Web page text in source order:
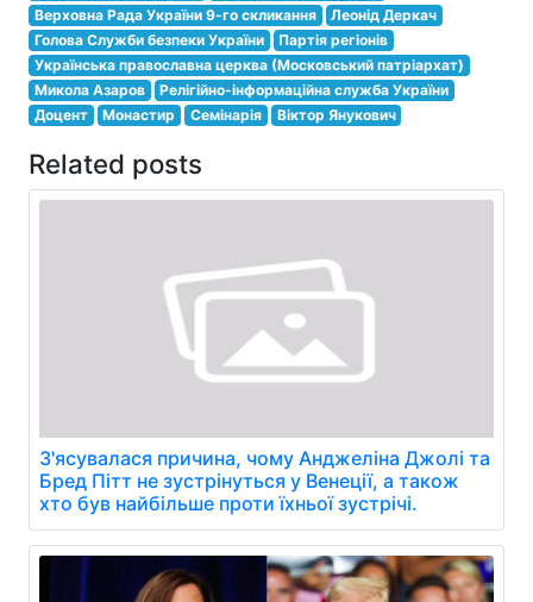
Верховна Рада України 9-го скликання
Леонід Деркач
Голова Служби безпеки України
Партія регіонів
Українська православна церква (Московський патріархат)
Микола Азаров
Релігійно-інформаційна служба України
Доцент
Монастир Семінарія Віктор Янукович
Related posts
З'ясувалася причина, чому Анджеліна Джолі та
Бред Пітт не зустрінуться у Венеції, а також
хто був найбільше проти їхньої зустрічі.